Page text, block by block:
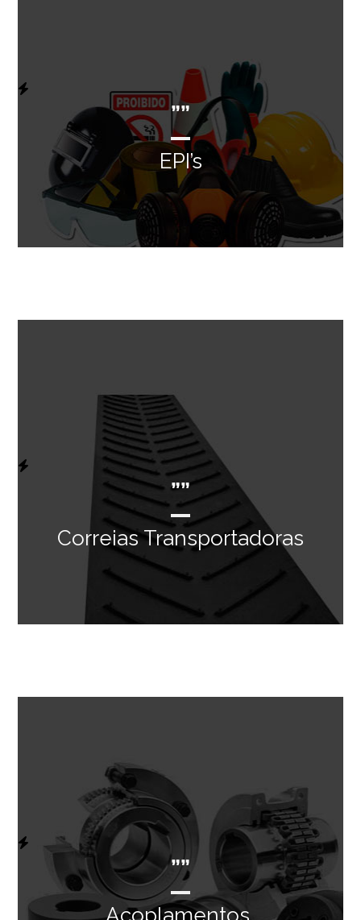
””
EPI’s
””
Correias Transportadoras
””
Acoplamentos